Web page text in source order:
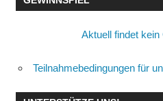
Aktuell findet
Teilnahmebedingungen für